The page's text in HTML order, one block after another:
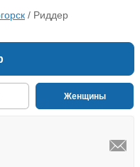
/ Риддер
Женщины